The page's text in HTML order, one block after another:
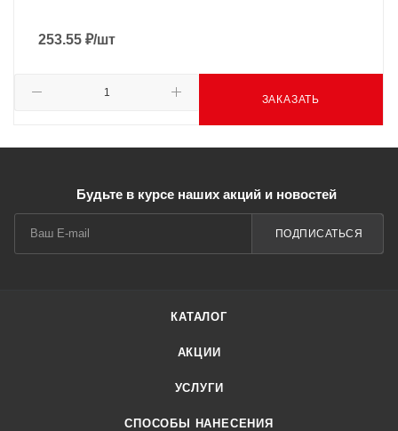
253.55 ₽/шт
ЗАКАЗАТЬ
Будьте в курсе наших акций и новостей
ПОДПИСАТЬСЯ
КАТАЛОГ
АКЦИИ
УСЛУГИ
СПОСОБЫ НАНЕСЕНИЯ